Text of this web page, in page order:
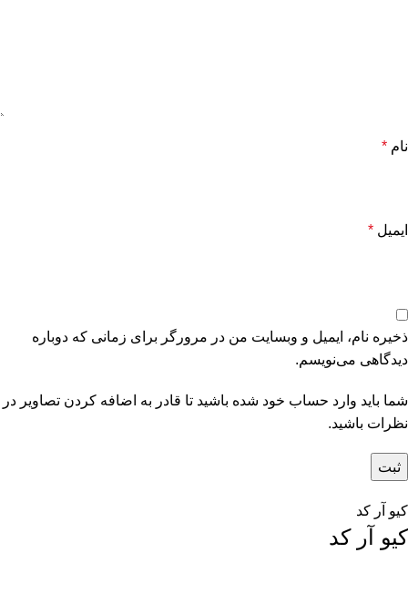
نام *
ایمیل *
ذخیره نام، ایمیل و وبسایت من در مرورگر برای زمانی که دوباره
دیدگاهی می‌نویسم.
شما باید وارد حساب خود شده باشید تا قادر به اضافه کردن تصاویر در
نظرات باشید.
کیو آر کد
کیو آر کد